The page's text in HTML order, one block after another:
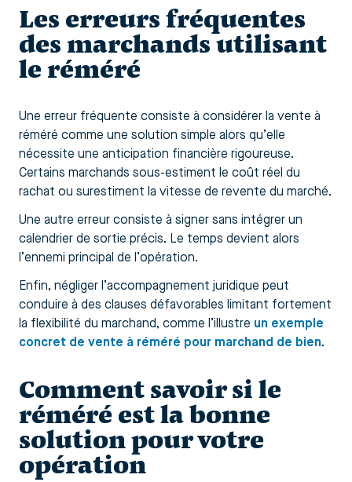
Les erreurs fréquentes
des marchands utilisant
le réméré
Une erreur fréquente consiste à considérer la vente à
réméré comme une solution simple alors qu’elle
nécessite une anticipation financière rigoureuse.
Certains marchands sous-estiment le coût réel du
rachat ou surestiment la vitesse de revente du marché.
Une autre erreur consiste à signer sans intégrer un
calendrier de sortie précis. Le temps devient alors
l’ennemi principal de l’opération.
Enfin, négliger l’accompagnement juridique peut
conduire à des clauses défavorables limitant fortement
la flexibilité du marchand, comme l’illustre un exemple
concret de vente à réméré pour marchand de bien.
Comment savoir si le
réméré est la bonne
solution pour votre
opération